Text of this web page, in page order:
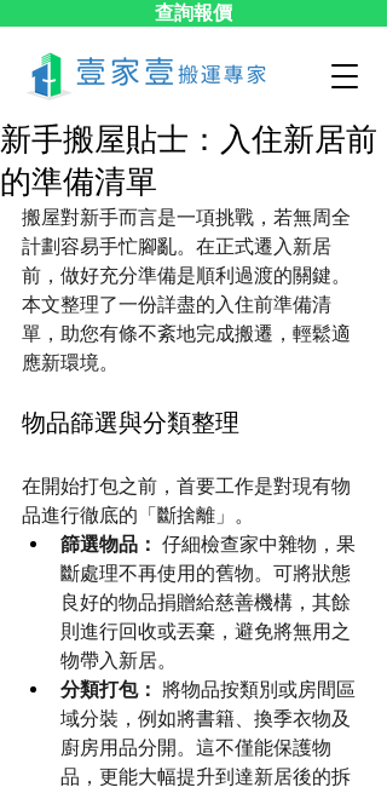
查詢報價
新手搬屋貼士：入住新居前
的準備清單
搬屋對新手而言是一項挑戰，若無周全
計劃容易手忙腳亂。在正式遷入新居
前，做好充分準備是順利過渡的關鍵。
本文整理了一份詳盡的入住前準備清
單，助您有條不紊地完成搬遷，輕鬆適
應新環境。
物品篩選與分類整理
在開始打包之前，首要工作是對現有物
品進行徹底的「斷捨離」。
篩選物品： 仔細檢查家中雜物，果
斷處理不再使用的舊物。可將狀態
良好的物品捐贈給慈善機構，其餘
則進行回收或丟棄，避免將無用之
物帶入新居。
分類打包： 將物品按類別或房間區
域分裝，例如將書籍、換季衣物及
廚房用品分開。這不僅能保護物
品，更能大幅提升到達新居後的拆